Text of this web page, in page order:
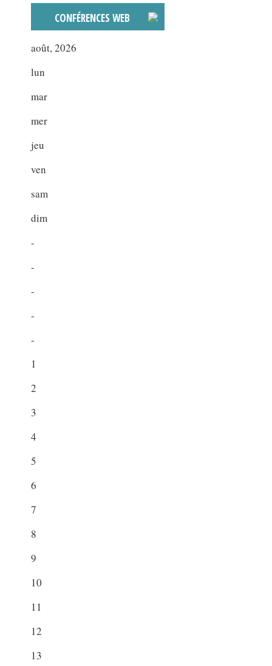
CONFÉRENCES WEB
août, 2026
lun
mar
mer
jeu
ven
sam
dim
-
-
-
-
-
1
2
3
4
5
6
7
8
9
10
11
12
13